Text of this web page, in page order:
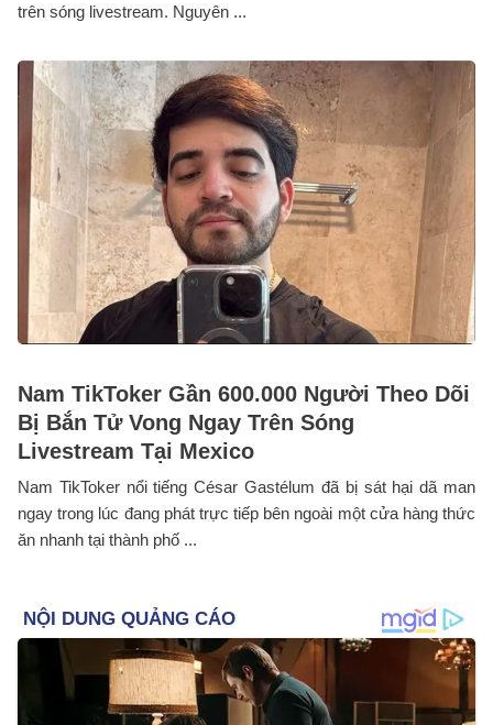
trên sóng livestream. Nguyên ...
Nam TikToker Gần 600.000 Người Theo Dõi
Bị Bắn Tử Vong Ngay Trên Sóng
Livestream Tại Mexico
Nam TikToker nổi tiếng César Gastélum đã bị sát hại dã man
ngay trong lúc đang phát trực tiếp bên ngoài một cửa hàng thức
ăn nhanh tại thành phố ...